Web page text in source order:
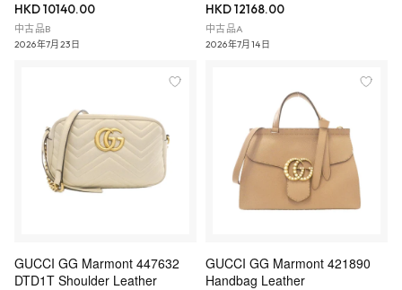
HKD 10140.00
中古品B
2026年7月23日
HKD 12168.00
中古品A
2026年7月14日
GUCCI GG Marmont 447632
DTD1T Shoulder Leather
GUCCI GG Marmont 421890
Handbag Leather